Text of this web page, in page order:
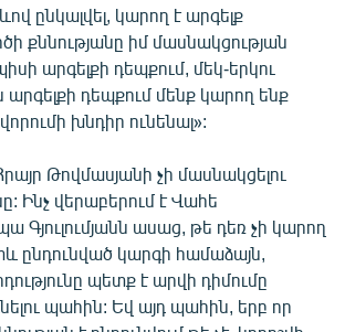
ընկալվել, կարող է արգելք
քննությանը իմ մասնակցության
արգելքի դեպքում, մեկ-երկու
դեպքում մենք կարող ենք
խնդիր ունենալ»:
Թովմասյանի չի մասնակցելու
Ինչ վերաբերում է Վահե
Գյուլումյանն ասաց, թե դեռ չի կարող
ընդունված կարգի համաձայն,
պետք է արվի դիմումը
պահին: Եվ այդ պահին, երբ որ